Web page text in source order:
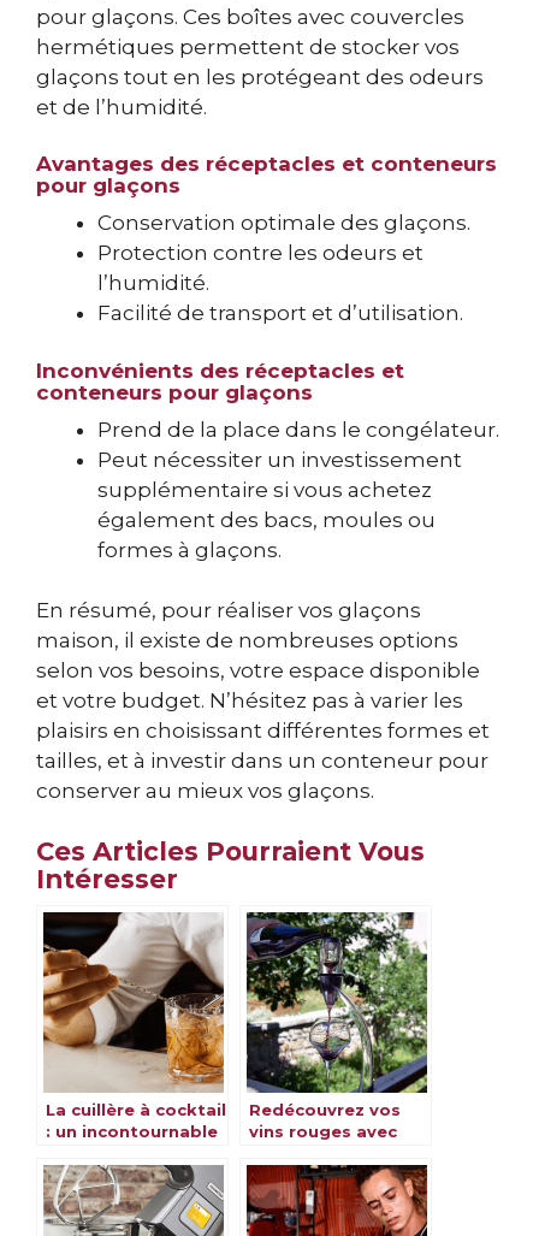
pour glaçons. Ces boîtes avec couvercles
hermétiques permettent de stocker vos
glaçons tout en les protégeant des odeurs
et de l’humidité.
Avantages des réceptacles et conteneurs
pour glaçons
Conservation optimale des glaçons.
Protection contre les odeurs et
l’humidité.
Facilité de transport et d’utilisation.
Inconvénients des réceptacles et
conteneurs pour glaçons
Prend de la place dans le congélateur.
Peut nécessiter un investissement
supplémentaire si vous achetez
également des bacs, moules ou
formes à glaçons.
En résumé, pour réaliser vos glaçons
maison, il existe de nombreuses options
selon vos besoins, votre espace disponible
et votre budget. N’hésitez pas à varier les
plaisirs en choisissant différentes formes et
tailles, et à investir dans un conteneur pour
conserver au mieux vos glaçons.
Ces Articles Pourraient Vous
Intéresser
La cuillère à cocktail
: un incontournable
mélanges
Redécouvrez vos
vins rouges avec